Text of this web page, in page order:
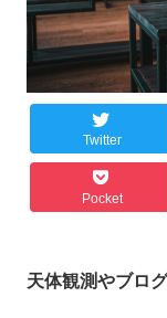
Twitter
Pocket
天体観測やブロ